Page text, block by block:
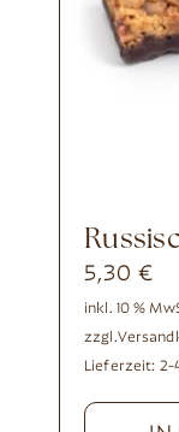
5,30 €
inkl. 10 %
zzgl.
Lieferzeit: 2-